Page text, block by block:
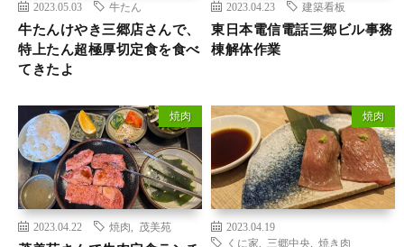
2023.05.03 牛たん
牛たんけやき三郷店さんで、
特上たん超極厚切定食を食べ
てきたよ
2023.04.23 建築看板
東日本電信電話三郷ビル事務
棟解体作業
焼肉
2023.04.22 焼肉 茂美苑
焼肉
2023.04.19
くに家
三郷中央 焼き肉